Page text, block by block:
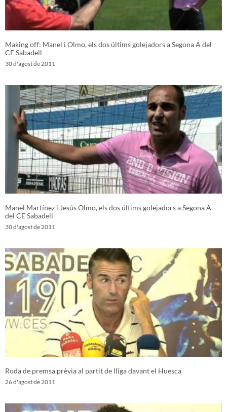
Making off: Manel i Olmo, els dos últims golejadors a Segona A del
CE Sabadell
30 d'agost de 2011
Manel Martínez i Jesús Olmo, els dos últims golejadors a Segona A
del CE Sabadell
30 d'agost de 2011
Roda de premsa prèvia al partit de lliga davant el Huesca
26 d'agost de 2011